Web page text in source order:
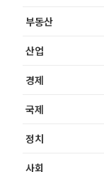
부동산
산업
경제
국제
정치
사회